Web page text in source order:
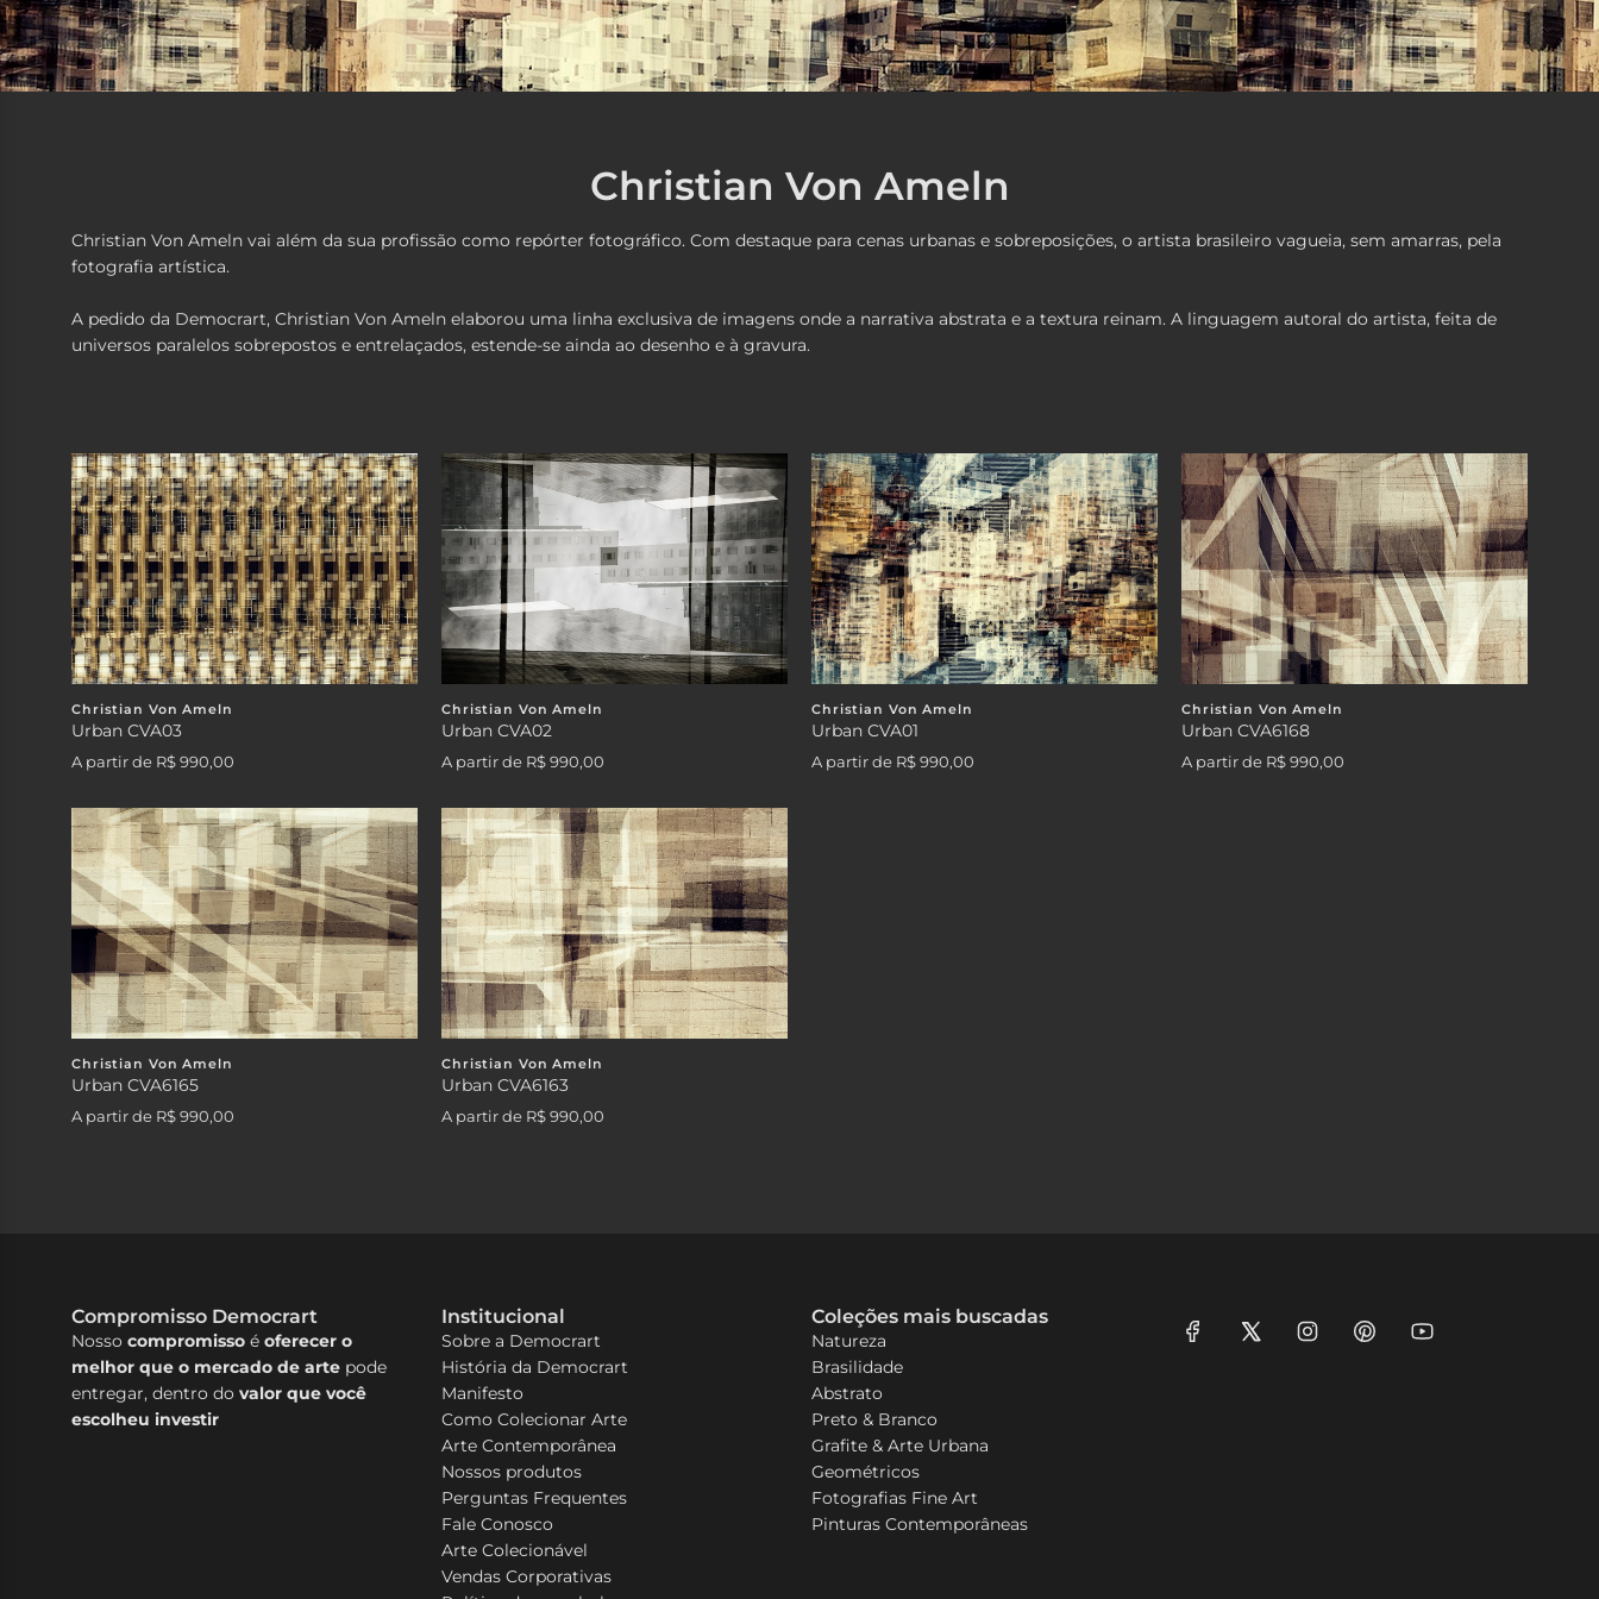
Christian Von Ameln
Christian Von Ameln vai além da sua profissão como repórter fotográfico. Com destaque para cenas urbanas e sobreposições, o artista brasileiro vagueia, sem amarras, pela
fotografia artística.
A pedido da Democrart, Christian Von Ameln elaborou uma linha exclusiva de imagens onde a narrativa abstrata e a textura reinam. A linguagem autoral do artista, feita de
universos paralelos sobrepostos e entrelaçados, estende-se ainda ao desenho e à gravura.
Christian Von Ameln
Urban CVA03
A partir de R$ 990,00
Christian Von Ameln
Urban CVA02
A partir de R$ 990,00
Christian Von Ameln
Urban CVA01
A partir de R$ 990,00
Christian Von Ameln
Urban CVA6168
A partir de R$ 990,00
Christian Von Ameln
Urban CVA6165
A partir de R$ 990,00
Christian Von Ameln
Urban CVA6163
A partir de R$ 990,00
Compromisso Democrart
Nosso compromisso é oferecer o
melhor que o mercado de arte pode
entregar, dentro do valor que você
escolheu investir
Institucional
Sobre a Democrart
História da Democrart
Manifesto
Como Colecionar Arte
Arte Contemporânea
Nossos produtos
Perguntas Frequentes
Fale Conosco
Arte Colecionável
Vendas Corporativas
Coleções mais buscadas
Natureza
Brasilidade
Abstrato
Preto & Branco
Grafite & Arte Urbana
Geométricos
Fotografias Fine Art
Pinturas Contemporâneas